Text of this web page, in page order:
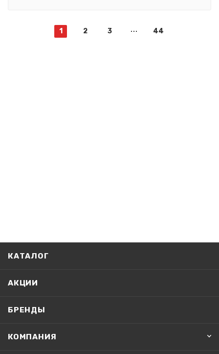
1 2 3 44
КАТАЛОГ
АКЦИИ
БРЕНДЫ
КОМПАНИЯ